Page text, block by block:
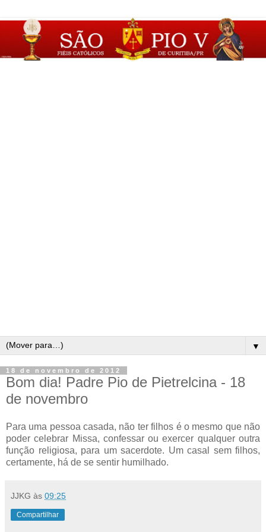
▼
18 de novembro de 2012
Bom dia! Padre Pio de Pietrelcina - 18
de novembro
Para uma pessoa casada, não ter filhos é o mesmo que não
poder celebrar Missa, confessar ou exercer qualquer outra
função religiosa, para um sacerdote. Um casal sem filhos,
certamente, há de se sentir humilhado.
JJKG às 09:25
Compartilhar